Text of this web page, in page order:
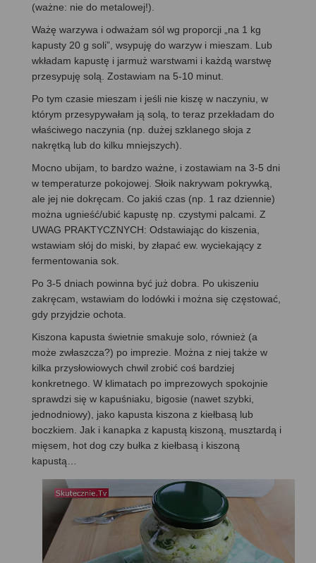
(ważne: nie do metalowej!).
Ważę warzywa i odważam sól wg proporcji „na 1 kg
kapusty 20 g soli”, wsypuję do warzyw i mieszam. Lub
wkładam kapustę i jarmuż warstwami i każdą warstwę
przesypuję solą. Zostawiam na 5-10 minut.
Po tym czasie mieszam i jeśli nie kiszę w naczyniu, w
którym przesypywałam ją solą, to teraz przekładam do
właściwego naczynia (np. dużej szklanego słoja z
nakrętką lub do kilku mniejszych).
Mocno ubijam, to bardzo ważne, i zostawiam na 3-5 dni
w temperaturze pokojowej. Słoik nakrywam pokrywką,
ale jej nie dokręcam. Co jakiś czas (np. 1 raz dziennie)
można ugnieść/ubić kapustę np. czystymi palcami. Z
UWAG PRAKTYCZNYCH: Odstawiając do kiszenia,
wstawiam słój do miski, by złapać ew. wyciekający z
fermentowania sok.
Po 3-5 dniach powinna być już dobra. Po ukiszeniu
zakręcam, wstawiam do lodówki i można się częstować,
gdy przyjdzie ochota.
Kiszona kapusta świetnie smakuje solo, również (a
może zwłaszcza?) po imprezie. Można z niej także w
kilka przysłowiowych chwil zrobić coś bardziej
konkretnego. W klimatach po imprezowych spokojnie
sprawdzi się w kapuśniaku, bigosie (nawet szybki,
jednodniowy), jako kapusta kiszona z kiełbasą lub
boczkiem. Jak i kanapka z kapustą kiszoną, musztardą i
mięsem, hot dog czy bułka z kiełbasą i kiszoną
kapustą…